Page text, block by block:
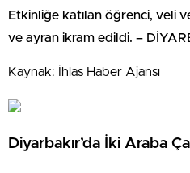
Etkinliğe katılan öğrenci, veli
ve ayran ikram edildi. –
Kaynak: İhlas Haber Ajansı
Diyarbakır’da İki Araba